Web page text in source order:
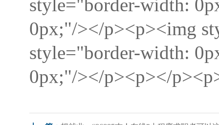
style="border-width:
0px;"/></p><p><img
style="border-width:
0px;"/></p><p></